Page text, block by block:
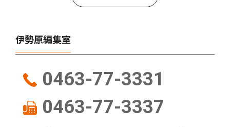
伊勢原編集室
0463-77-3331
0463-77-3337